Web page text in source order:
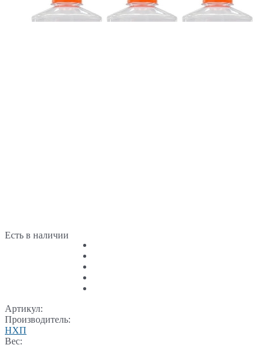
Есть в наличии
Артикул:
Производитель:
НХП
Вес: